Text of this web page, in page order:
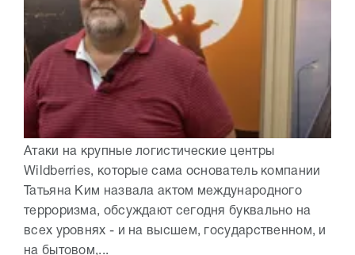
Атаки на крупные логистические центры
Wildberries, которые сама основатель компании
Татьяна Ким назвала актом международного
терроризма, обсуждают сегодня буквально на
всех уровнях - и на высшем, государственном, и
на бытовом,...